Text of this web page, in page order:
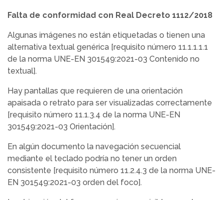
Falta de conformidad con Real Decreto 1112/2018
Algunas imágenes no están etiquetadas o tienen una
alternativa textual genérica [requisito número 11.1.1.1.1
de la norma UNE-EN 301549:2021-03 Contenido no
textual].
Hay pantallas que requieren de una orientación
apaisada o retrato para ser visualizadas correctamente
[requisito número 11.1.3.4 de la norma UNE-EN
301549:2021-03 Orientación].
En algún documento la navegación secuencial
mediante el teclado podría no tener un orden
consistente [requisito número 11.2.4.3 de la norma UNE-
EN 301549:2021-03 orden del foco].